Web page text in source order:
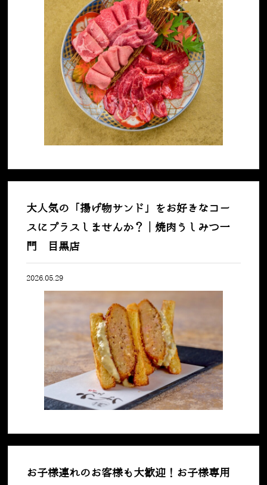
大人気の「揚げ物サンド」をお好きなコー
スにプラスしませんか？｜焼肉うしみつ一
門 目黒店
2026.05.29
お子様連れのお客様も大歓迎！お子様専用